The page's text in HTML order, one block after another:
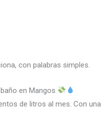
con palabras simples.
en Mangos
de litros al mes. Con una